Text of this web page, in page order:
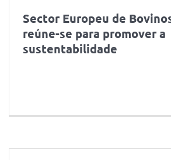
Sector Europeu de
reúne-se para promover a
sustentabilidade